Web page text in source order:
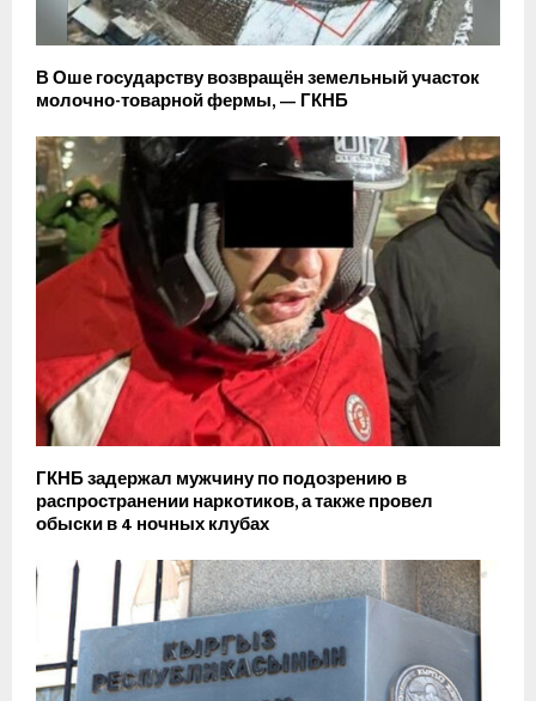
В Оше государству возвращён земельный участок
молочно-товарной фермы, — ГКНБ
ГКНБ задержал мужчину по подозрению в
распространении наркотиков, а также провел
обыски в 4 ночных клубах